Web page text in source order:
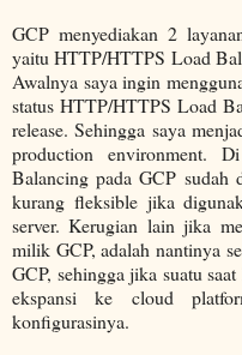
GCP menyediakan 2
yaitu HTTP/HTTPS Load
Awalnya saya ingin
status HTTP/HTTPS Load
release. Sehingga saya
production environment.
Balancing pada GCP sudah
kurang fleksible jika
server. Kerugian lain jika
milik GCP, adalah nantinya
GCP, sehingga jika suatu
ekspansi ke cloud
konfigurasinya.